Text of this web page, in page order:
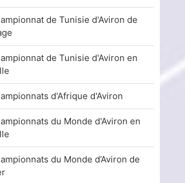
d’aviron de plage 2026
de Tunisie d'Aviron de
de Tunisie d'Aviron en
d'Afrique d'Aviron
du Monde d'Aviron en
du Monde d’Aviron de